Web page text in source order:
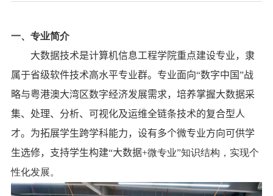
一、专业简介
大数据技术是计算机信息工程学院重点建设专业，隶
属于省级软件技术高水平专业群。专业面向“数字中国”战
略与粤港澳大湾区数字经济发展需求，培养掌握大数据采
集、处理、分析、可视化及运维全链条技术的复合型人
才。 为拓展学生跨学科能力， 设有多个微专业方向可供学
生选修，支持学生构建“大数据+微专业”知识结构，实现个
性化发展。